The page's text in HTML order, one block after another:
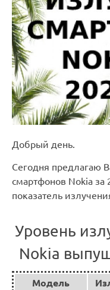
Добрый день.
Сегодня предлагаю
смартфонов Nokia
показатель
Уровень
Nokia
Модель